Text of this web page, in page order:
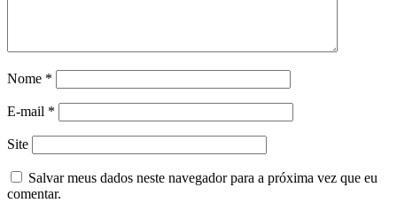
Nome *
E-mail *
Site
Salvar meus dados neste navegador para a próxima vez que eu
comentar.